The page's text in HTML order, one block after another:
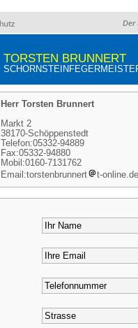
Der
TORSTEN BRUNNERT
Herr Torsten Brunnert
Markt 2
38170-Schöppenstedt
Telefon:05332-94889
Fax:05332-94880
Mobil:0160-7131762
Email:torstenbrunnert
t-online.de